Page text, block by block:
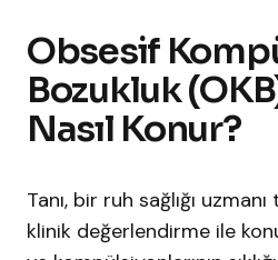
Obsesif
Bozukluk
Nasıl Konur?
Tanı, bir ruh sağlığı
klinik değerlendirme ile